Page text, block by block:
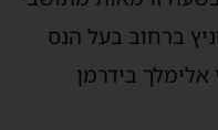
ברחוב בעל הנס
בידרמן